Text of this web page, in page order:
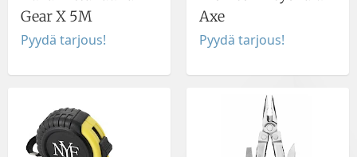
Gear X 5M
Pyydä tarjous!
Axe
Pyydä tarjous!